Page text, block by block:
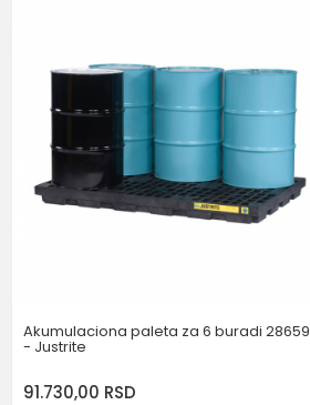
Brend
NOTRAX
Poruka
Akumulaciona paleta za 6 buradi 28659
- Justrite
91.730,00 RSD